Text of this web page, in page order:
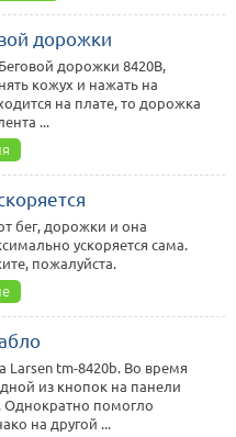
дорожки
дорожки 8420B,
кожух и нажать на
на плате, то дорожка
...
бег, дорожки и она
ускоряется сама.
пожалуйста.
tm-8420b. Во время
из кнопок на панели
Однократно помогло
на другой ...